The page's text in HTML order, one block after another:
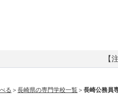
【
る 長崎県の専門学校一覧 長崎公務員